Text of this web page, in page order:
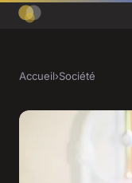
Accueil›Société